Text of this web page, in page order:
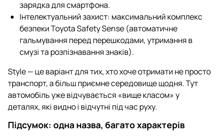
зарядка для смартфона.
Інтелектуальний захист: максимальний комплекс
безпеки Toyota Safety Sense (автоматичне
гальмування перед перешкодами, утримання в
смузі та розпізнавання знаків).
Style — це варіант для тих, хто хоче отримати не просто
транспорт, а більш приємне середовище щодня. Тут
автомобіль уже відчувається «вище класом» у
деталях, які видно і відчутні під час руху.
Підсумок: одна назва, багато характерів